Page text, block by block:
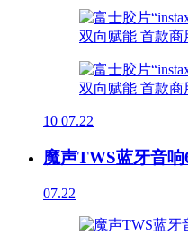
10 07.22
魔声TWS蓝牙音响
07.22